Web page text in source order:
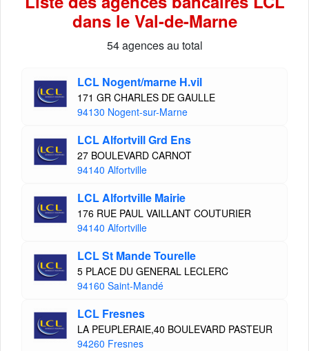
dans le Val-de-Marne
54 agences au total
LCL Nogent/marne H.vil
171 GR CHARLES DE GAULLE
94130 Nogent-sur-Marne
LCL Alfortvill Grd Ens
27 BOULEVARD CARNOT
94140 Alfortville
LCL Alfortville Mairie
176 RUE PAUL VAILLANT COUTURIER
94140 Alfortville
LCL St Mande Tourelle
5 PLACE DU GENERAL LECLERC
94160 Saint-Mandé
LCL Fresnes
LA PEUPLERAIE,40 BOULEVARD PASTEUR
94260 Fresnes